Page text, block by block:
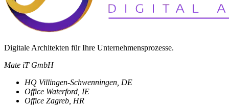
Digitale Architekten für Ihre Unternehmensprozesse.
Mate iT GmbH
HQ Villingen-Schwenningen, DE
Office Waterford, IE
Office Zagreb, HR